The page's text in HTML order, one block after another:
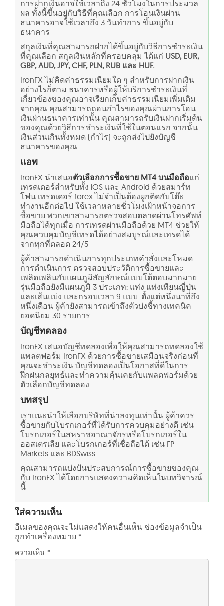
การฝากเงินอาจใช้เวลาถึง 24 ชั่วโมงในการประมวล
ผล ทั้งนี้ขึ้นอยู่กับวิธีที่คุณเลือก การโอนเงินผ่าน
ธนาคารอาจใช้เวลาถึง 3 วันทำการ ขึ้นอยู่กับ
ธนาคาร
สกุลเงินที่คุณสามารถฝากได้ขึ้นอยู่กับวิธีการชำระเงิน
ที่คุณเลือก สกุลเงินหลักที่ครอบคลุม ได้แก่ USD, EUR,
GBP, AUD, JPY, CHF, PLN, RUB และ HUF.
IronFX ไม่คิดค่าธรรมเนียมใด ๆ สำหรับการฝากเงิน
อย่างไรก็ตาม ธนาคารหรือผู้ให้บริการชำระเงินที่
เกี่ยวข้องของคุณอาจเรียกเก็บค่าธรรมเนียมเพิ่มเติม
จากคุณ คุณสามารถถอนกำไรของคุณผ่านการโอน
เงินผ่านธนาคารเท่านั้น คุณสามารถรับเงินฝากเริ่มต้น
ของคุณด้วยวิธีการชำระเงินที่ใช้ในตอนแรก จากนั้น
เงินส่วนเกินทั้งหมด (กำไร) จะถูกส่งไปยังบัญชี
ธนาคารของคุณ
แอพ
IronFX นำเสนอตัวเลือกการซื้อขาย MT4 บนมือถือแก่
เทรดเดอร์สำหรับทั้ง iOS และ Android ด้วยสมาร์ท
โฟน เทรดเดอร์ forex ไม่จำเป็นต้องผูกติดกับโต๊ะ
ทำงานอีกต่อไป ใช้เวลาหลายชั่วโมงเฝ้าหน้าจอการ
ซื้อขาย พวกเขาสามารถตรวจสอบตลาดผ่านโทรศัพท์
มือถือได้ทุกเมื่อ การเทรดผ่านมือถือด้วย MT4 ช่วยให้
คุณควบคุมบัญชีเทรดได้อย่างสมบูรณ์และเทรดได้
จากทุกที่ตลอด 24/5
ผู้ค้าสามารถดำเนินการทุกประเภทคำสั่งและโหมด
การดำเนินการ ตรวจสอบประวัติการซื้อขายและ
เพลิดเพลินกับแผนภูมิสัญลักษณ์แบบโต้ตอบมากมาย
รุ่นมือถือยังมีแผนภูมิ 3 ประเภท: แท่ง แท่งเทียนญี่ปุ่น
และเส้นแบ่ง และกรอบเวลา 9 แบบ: ตั้งแต่หนึ่งนาทีถึง
หนึ่งเดือน ผู้ค้ายังสามารถเข้าถึงตัวบ่งชี้ทางเทคนิค
ยอดนิยม 30 รายการ
บัญชีทดลอง
IronFX เสนอบัญชีทดลองเพื่อให้คุณสามารถทดลองใช้
แพลตฟอร์ม IronFX ด้วยการซื้อขายเสมือนจริงก่อนที่
คุณจะชำระเงิน บัญชีทดลองเป็นโอกาสที่ดีในการ
ฝึกฝนกลยุทธ์และทำความคุ้นเคยกับแพลตฟอร์มด้วย
ตัวเลือกบัญชีทดลอง
บทสรุป
เราแนะนำให้เลือกบริษัทที่น่าลงทุนเท่านั้น ผู้ค้าควร
ซื้อขายกับโบรกเกอร์ที่ได้รับการควบคุมอย่างดี เช่น
โบรกเกอร์ในสหราชอาณาจักรหรือโบรกเกอร์ใน
ออสเตรเลีย และโบรกเกอร์ที่เชื่อถือได้ เช่น FP
Markets และ BDSwiss
คุณสามารถแบ่งปันประสบการณ์การซื้อขายของคุณ
กับ IronFX ได้โดยการแสดงความคิดเห็นในบทวิจารณ์
นี้
ใส่ความเห็น
อีเมลของคุณจะไม่แสดงให้คนอื่นเห็น ช่องข้อมูลจำเป็น
ถูกทำเครื่องหมาย *
ความเห็น *